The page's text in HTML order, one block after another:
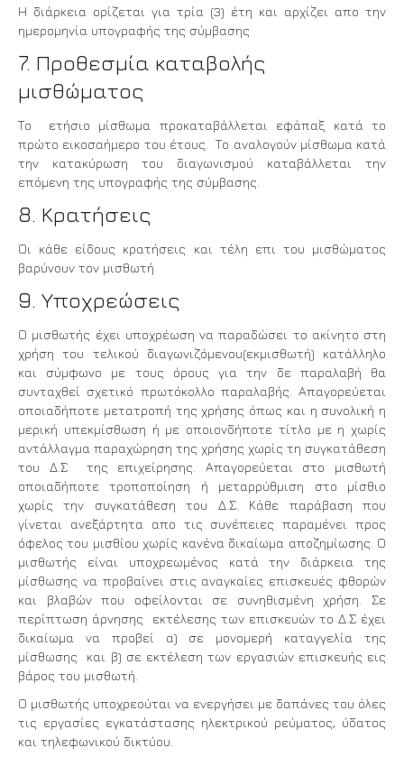
Η διάρκεια ορίζεται για τρία (3) έτη και αρχίζει απο την
ημερομηνία υπογραφής της σύμβασης
7. Προθεσμία καταβολής
μισθώματος
Το ετήσιο μίσθωμα προκαταβάλλεται εφάπαξ κατά το
πρώτο εικοσαήμερο του έτους. Το αναλογούν μίσθωμα κατά
την κατακύρωση του διαγωνισμού καταβάλλεται την
επόμενη της υπογραφής της σύμβασης.
8. Κρατήσεις
Οι κάθε είδους κρατήσεις και τέλη επι του μισθώματος
βαρύνουν τον μισθωτή
9. Υποχρεώσεις
Ο μισθωτής έχει υποχρέωση να παραδώσει το ακίνητο στη
χρήση του τελικού διαγωνιζόμενου(εκμισθωτή) κατάλληλο
και σύμφωνο με τους όρους για την δε παραλαβή θα
συνταχθεί σχετικό πρωτόκολλο παραλαβής. Απαγορεύεται
οποιαδήποτε μετατροπή της χρήσης όπως και η συνολική η
μερική υπεκμίσθωση ή με οποιονδήποτε τίτλο με η χωρίς
αντάλλαγμα παραχώρηση της χρήσης χωρίς τη συγκατάθεση
του Δ.Σ της επιχείρησης. Απαγορεύεται στο μισθωτή
οποιαδήποτε τροποποίηση ή μεταρρύθμιση στο μίσθιο
χωρίς την συγκατάθεση του Δ.Σ. Κάθε παράβαση που
γίνεται ανεξάρτητα απο τις συνέπειες παραμένει προς
όφελος του μισθίου χωρίς κανένα δικαίωμα αποζημίωσης. Ο
μισθωτής είναι υποχρεωμένος κατά την διάρκεια της
μίσθωσης να προβαίνει στις αναγκαίες επισκευές φθορών
και βλαβών που οφείλονται σε συνηθισμένη χρήση. Σε
περίπτωση άρνησης εκτέλεσης των επισκευών το Δ.Σ έχει
δικαίωμα να προβεί α) σε μονομερή καταγγελία της
μίσθωσης και β) σε εκτέλεση των εργασιών επισκευής εις
βάρος του μισθωτή.
Ο μισθωτής υποχρεούται να ενεργήσει με δαπάνες του όλες
τις εργασίες εγκατάστασης ηλεκτρικού ρεύματος, ύδατος
και τηλεφωνικού δικτύου.